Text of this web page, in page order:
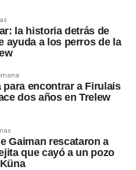
la historia detrás de
ayuda a los perros de la
para encontrar a Firulais
dos años en Trelew
Gaiman rescataron a
que cayó a un pozo